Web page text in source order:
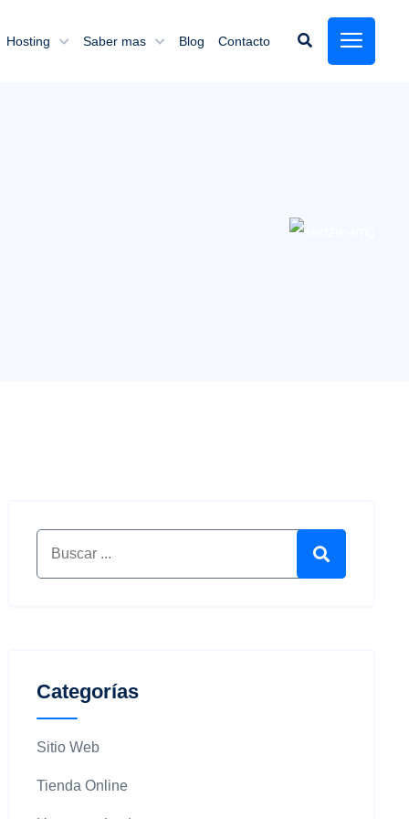
Hosting Saber mas Blog Contacto
Categorías
Sitio Web
Tienda Online